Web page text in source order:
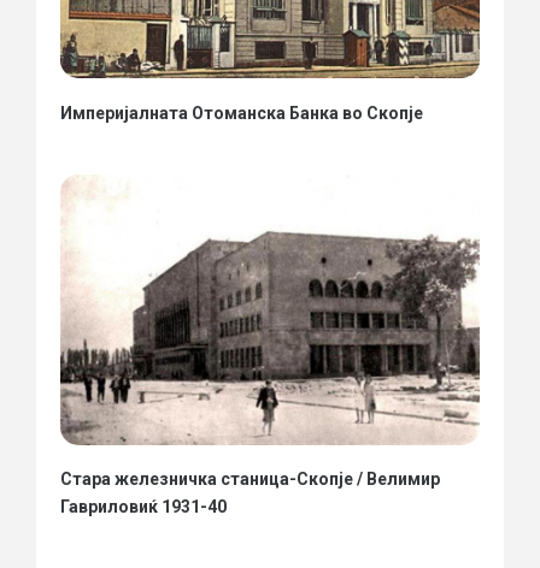
Империјалната Отоманска Банка во Скопје
Стара железничка станица-Скопје / Велимир
Гавриловиќ 1931-40